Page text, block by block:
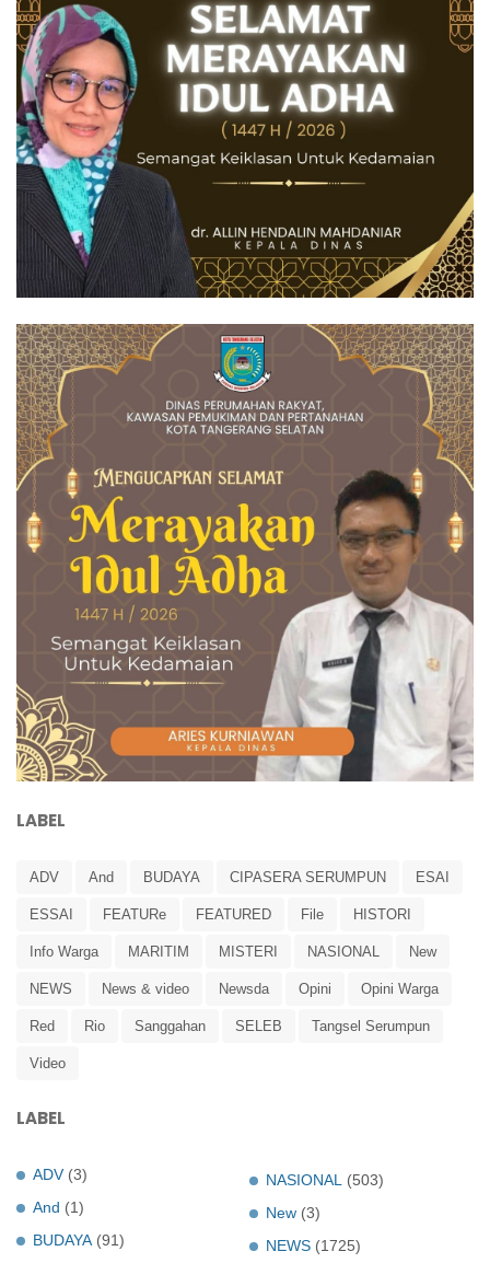
LABEL
ADV And BUDAYA CIPASERA SERUMPUN ESAI
ESSAI FEATURe FEATURED File HISTORI
Info Warga MARITIM MISTERI NASIONAL New
NEWS News & video Newsda Opini Opini Warga
Red Rio Sanggahan SELEB Tangsel Serumpun
Video
LABEL
ADV (3)
And (1)
BUDAYA (91)
NASIONAL
(503)
New (3)
NEWS (1725)